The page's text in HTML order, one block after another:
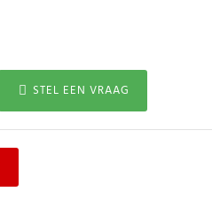
STEL EEN VRAAG